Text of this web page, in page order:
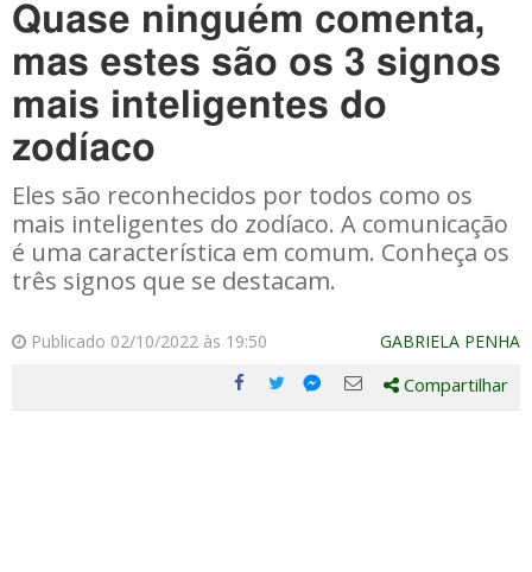
Quase ninguém comenta,
mas estes são os 3 signos
mais inteligentes do
zodíaco
Eles são reconhecidos por todos como os
mais inteligentes do zodíaco. A comunicação
é uma característica em comum. Conheça os
três signos que se destacam.
Publicado 02/10/2022 às 19:50 GABRIELA PENHA
Compartilhe
Compartilhe
Compartilhe
Compartilhe
Compartilhar